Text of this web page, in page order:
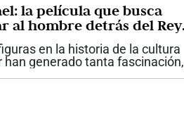
la película que busca
al hombre detrás del Rey
en la historia de la cultura
han generado tanta fascinación,